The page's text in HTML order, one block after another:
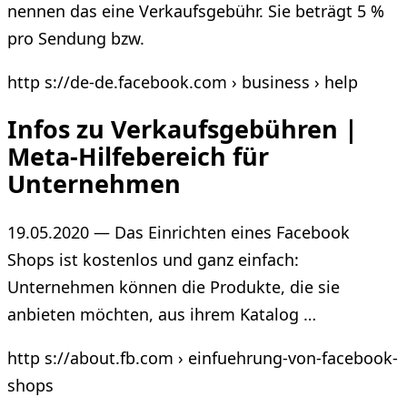
nennen das eine Verkaufsgebühr. Sie beträgt 5 %
pro Sendung bzw.
http s://de-de.facebook.com › business › help
Infos zu Verkaufsgebühren |
Meta-Hilfebereich für
Unternehmen
19.05.2020 — Das Einrichten eines Facebook
Shops ist kostenlos und ganz einfach:
Unternehmen können die Produkte, die sie
anbieten möchten, aus ihrem Katalog …
http s://about.fb.com › einfuehrung-von-facebook-
shops